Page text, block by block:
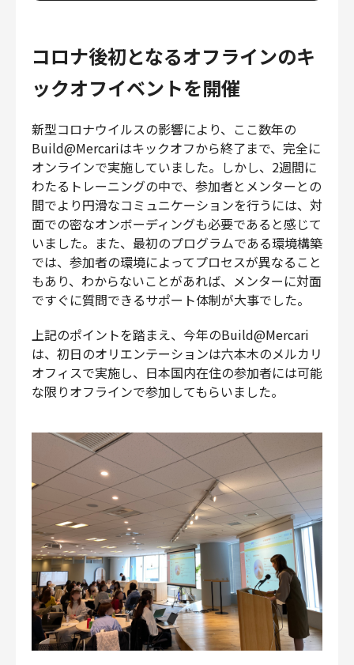
コロナ後初となるオフラインのキ
ックオフイベントを開催
新型コロナウイルスの影響により、ここ数年の
Build@Mercariはキックオフから終了まで、完全に
オンラインで実施していました。しかし、2週間に
わたるトレーニングの中で、参加者とメンターとの
間でより円滑なコミュニケーションを行うには、対
面での密なオンボーディングも必要であると感じて
いました。また、最初のプログラムである環境構築
では、参加者の環境によってプロセスが異なること
もあり、わからないことがあれば、メンターに対面
ですぐに質問できるサポート体制が大事でした。
上記のポイントを踏まえ、今年のBuild@Mercari
は、初日のオリエンテーションは六本木のメルカリ
オフィスで実施し、日本国内在住の参加者には可能
な限りオフラインで参加してもらいました。